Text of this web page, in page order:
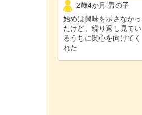
2歳4か月 男の子
始めは興味を示さなかっ
たけど、繰り返し見てい
るうちに関心を向けてく
れた